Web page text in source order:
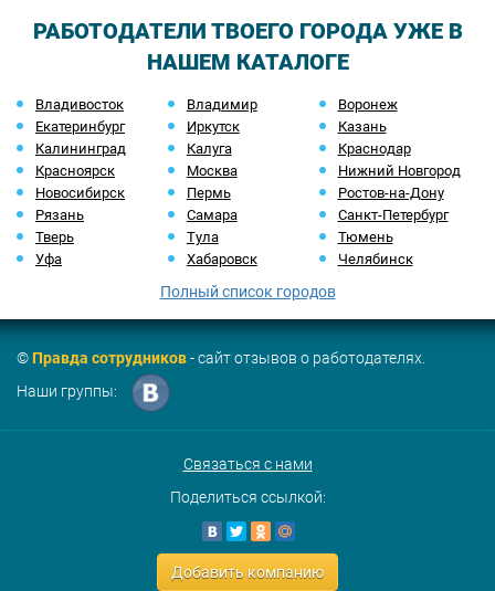
РАБОТОДАТЕЛИ ТВОЕГО ГОРОДА УЖЕ В
НАШЕМ КАТАЛОГЕ
Владивосток Владимир
Воронеж
Екатеринбург
Иркутск
Казань
Калининград
Калуга
Краснодар
Красноярск
Москва
Нижний Новгород
Новосибирск
Пермь
Ростов-на-Дону
Рязань
Самара
Санкт-Петербург
Тверь
Тула
Тюмень
Уфа
Хабаровск Челябинск
Полный список городов
©Правда сотрудников- сайт отзывов о работодателях.
Наши группы:
Связаться с нами
Поделиться ссылкой:
Добавить компанию